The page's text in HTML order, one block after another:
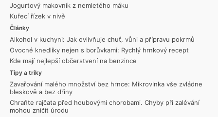
Jogurtový makovník z nemletého máku
Kuřecí řízek v nivě
Články
Alkohol v kuchyni: Jak ovlivňuje chuť, vůni a přípravu pokrmů
Ovocné knedlíky nejen s borůvkami: Rychlý hrnkový recept
Kde mají nejlepší občerstvení na benzince
Tipy a triky
Zavařování malého množství bez hrnce: Mikrovlnka vše zvládne
bleskově a bez dřiny
Chraňte rajčata před houbovými chorobami. Chyby při zalévání
mohou zničit úrodu